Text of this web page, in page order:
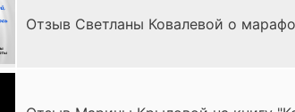
Отзыв Светланы Ковалевой о